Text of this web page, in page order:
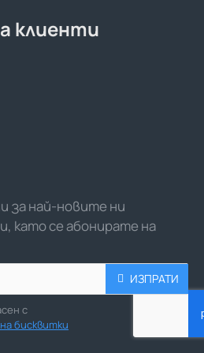
клиенти
за най-новите ни
като се абонирате на
ИЗПРАТИ
с
бисквитки